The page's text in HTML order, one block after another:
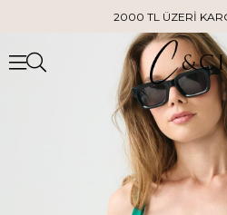
2000 TL ÜZERİ